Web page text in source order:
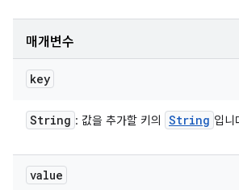
매개변수
key
String : 값을 추가할 키의 String 입니
value